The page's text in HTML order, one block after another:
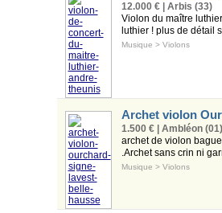
12.000 € | Arbis (33)
Violon du maître
luthier ! plus de détail
Musique > Violons
Archet violon
1.500 € | Ambléon (01)
archet de violon
.Archet sans crin ni
Musique > Violons